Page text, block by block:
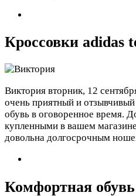
Кроссовки adidas
Виктория вторник, 12
очень приятный и
обувь в оговоренное время.
купленными в вашем
довольна долгосрочным
Комфортная обувь